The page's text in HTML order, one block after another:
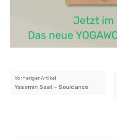
Vorheriger Artikel
Yasemin Saat – Souldance